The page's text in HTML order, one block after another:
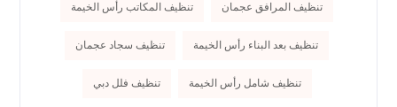
تنظيف المرافق عجمان تنظيف المكاتب رأس الخيمة
تنظيف بعد البناء رأس الخيمة تنظيف سجاد عجمان
تنظيف شامل رأس الخيمة تنظيف فلل دبي